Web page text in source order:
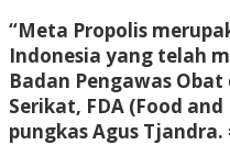
“Meta Propolis
Indonesia yang telah
Badan Pengawas
Serikat, FDA (Food
pungkas Agus